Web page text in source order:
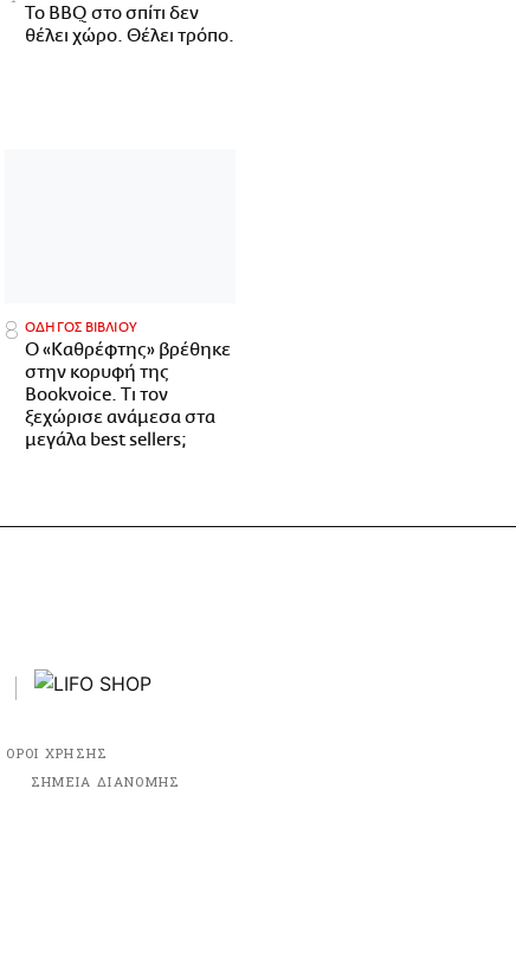
Το BBQ στο σπίτι δεν
θέλει χώρο. Θέλει τρόπο.
ΟΔΗΓΟΣ ΒΙΒΛΙΟΥ
Ο «Καθρέφτης» βρέθηκε
στην κορυφή της
Bookvoice. Τι τον
ξεχώρισε ανάμεσα στα
μεγάλα best sellers;
ΟΡΟΙ ΧΡΗΣΗΣ
ΣΗΜΕΙΑ ΔΙΑΝΟΜΗΣ